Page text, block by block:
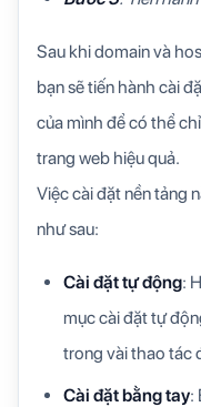
Sau khi domain và
bạn sẽ tiến hành cài
của mình để có thể
trang web hiệu quả.
Việc cài đặt nền tảng
như sau:
Cài đặt tự động:
mục cài đặt tự
trong vài thao tác
Cài đặt bằng tay: